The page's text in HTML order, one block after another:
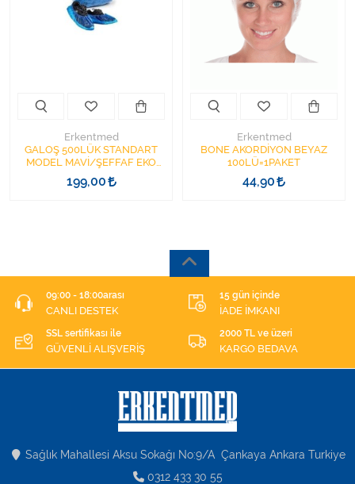
Kişisel Bakım ve Sağlık
Sarf Malzemeleri
Tüm Kategorileri Gör
Erkentmed
GALOŞ 500LÜK STANDART
MODEL MAVİ/ŞEFFAF EKO
MODEL
199,00
Erkentmed
BONE AKORDİYON BEYAZ
100LÜ=1PAKET
44,90
09:00 - 18:00arası
CANLI DESTEK
15 gün içinde
İADE İMKANI
SSL sertifikası ile
GÜVENLİ ALIŞVERİŞ
2000 TL ve üzeri
KARGO BEDAVA
Sağlık Mahallesi Aksu Sokağı No:9/A Çankaya Ankara Turkiye
0312 433 30 55